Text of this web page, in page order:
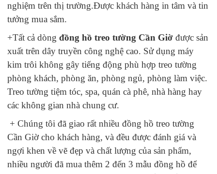
nghiệm trên thị trường.Được khách hàng in tâm và tin
tưởng mua sắm.
+Tất cả dòng đồng hồ treo tường Cần Giờ được sản
xuất trên dây truyền công nghệ cao. Sử dụng máy
kim trôi không gây tiếng động phù hợp treo tường
phòng khách, phòng ăn, phòng ngủ, phòng làm việc.
Treo tường tiệm tóc, spa, quán cà phê, nhà hàng hay
các không gian nhà chung cư.
+ Chúng tôi đã giao rất nhiều đồng hồ treo tường
Cần Giờ cho khách hàng, và đều được đánh giá và
ngợi khen về vẽ đẹp và chất lượng của sản phẩm,
nhiều người đã mua thêm 2 đến 3 mẫu đồng hồ để